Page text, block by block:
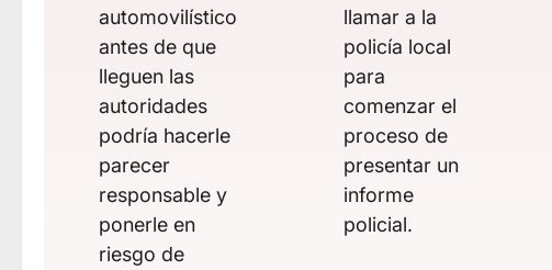
automovilístico
antes de que
lleguen las
autoridades
podría hacerle
parecer
responsable y
ponerle en
riesgo de
llamar a la
policía local
para
comenzar el
proceso de
presentar un
informe
policial.